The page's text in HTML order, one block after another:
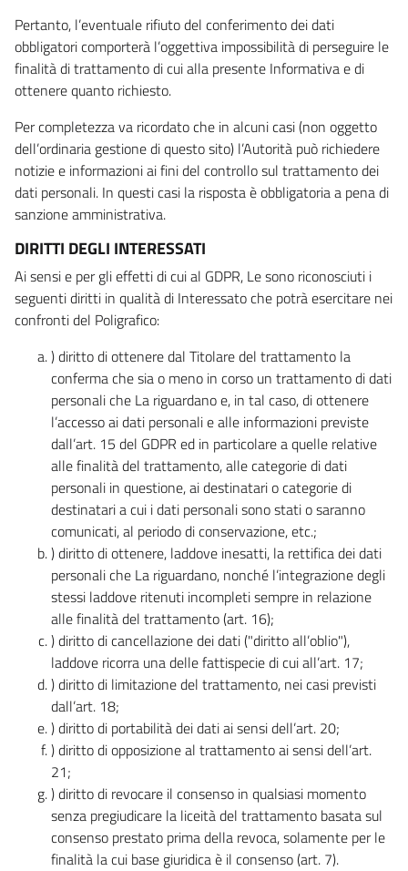
Pertanto, l’eventuale rifiuto del conferimento dei dati
obbligatori comporterà l’oggettiva impossibilità di perseguire le
finalità di trattamento di cui alla presente Informativa e di
ottenere quanto richiesto.
Per completezza va ricordato che in alcuni casi (non oggetto
dell’ordinaria gestione di questo sito) l’Autorità può richiedere
notizie e informazioni ai fini del controllo sul trattamento dei
dati personali. In questi casi la risposta è obbligatoria a pena di
sanzione amministrativa.
DIRITTI DEGLI INTERESSATI
Ai sensi e per gli effetti di cui al GDPR, Le sono riconosciuti i
seguenti diritti in qualità di Interessato che potrà esercitare nei
confronti del Poligrafico:
) diritto di ottenere dal Titolare del trattamento la
conferma che sia o meno in corso un trattamento di dati
personali che La riguardano e, in tal caso, di ottenere
l’accesso ai dati personali e alle informazioni previste
dall’art. 15 del GDPR ed in particolare a quelle relative
alle finalità del trattamento, alle categorie di dati
personali in questione, ai destinatari o categorie di
destinatari a cui i dati personali sono stati o saranno
comunicati, al periodo di conservazione, etc.;
) diritto di ottenere, laddove inesatti, la rettifica dei dati
personali che La riguardano, nonché l’integrazione degli
stessi laddove ritenuti incompleti sempre in relazione
alle finalità del trattamento (art. 16);
) diritto di cancellazione dei dati ("diritto all’oblio"),
laddove ricorra una delle fattispecie di cui all’art. 17;
) diritto di limitazione del trattamento, nei casi previsti
dall’art. 18;
) diritto di portabilità dei dati ai sensi dell’art. 20;
) diritto di opposizione al trattamento ai sensi dell’art.
21;
) diritto di revocare il consenso in qualsiasi momento
senza pregiudicare la liceità del trattamento basata sul
consenso prestato prima della revoca, solamente per le
finalità la cui base giuridica è il consenso (art. 7).